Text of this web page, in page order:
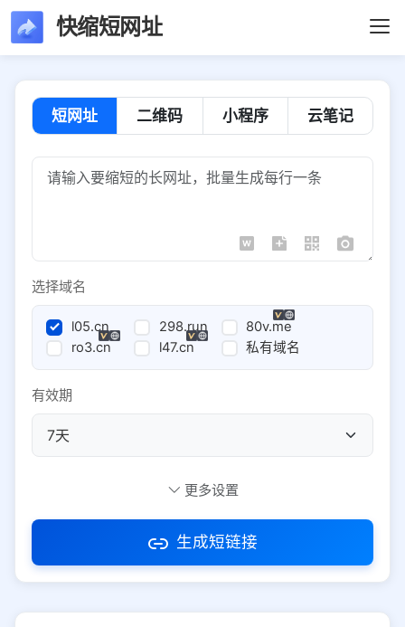
快缩短网址
短网址 二维码 小程序 云笔记
选择域名
l05.cn 298.run
80v.me
ro3.cn
l47.cn 私有域名
有效期
访问密码
更多设置
生成短链接